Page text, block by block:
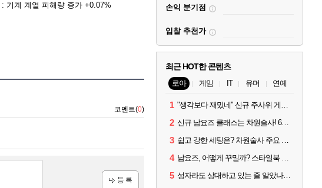
: 기계 계열 피해량 증가 +0.07%
코멘트(0)
손익 분기점
입찰 추천가
최근 HOT한 콘텐츠
로아 게임 IT 유머 연예
1 "생각보다 재밌네" 신규 주사위 게임 티카투카 호평
2 신규 남요즈 클래스는 차원술사! 6월 20일 로아온 썸머 정리
3 쉽고 강한 세팅은? 차원술사 주요 빌드와 스킬 코드
4 남요즈, 어떻게 꾸밀까? 스타일북 인기 차원술사 커스터마이즈
5 성자라도 상대하고 있는 줄 알았나? 벨가르딘 이모저모